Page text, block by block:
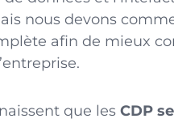
nous devons
afin de mieux
que les CDP